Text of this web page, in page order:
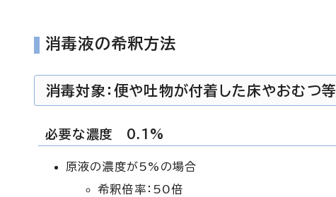
消毒液の希釈方法
消毒対象：便や吐物が付着した床やおむつ等
必要な濃度 0.1%
原液の濃度が5%の場合
希釈倍率：50倍